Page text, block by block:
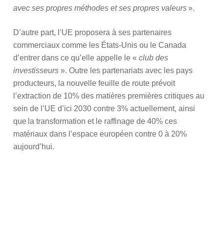
avec ses propres méthodes et ses propres valeurs».
D’autre part, l’UE proposera à ses partenaires
commerciaux comme les États-Unis ou le Canada
d’entrer dans ce qu’elle appelle le « club des
investisseurs». Outre les partenariats avec les pays
producteurs, la nouvelle feuille de route prévoit
l’extraction de 10% des matières premières critiques au
sein de l’UE d’ici 2030 contre 3% actuellement, ainsi
que la transformation et le raffinage de 40% ces
matériaux dans l’espace européen contre 0 à 20%
aujourd’hui.